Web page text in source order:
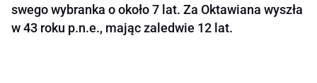
swego wybranka o około 7 lat. Za Oktawiana wyszła
w 43 roku p.n.e., mając zaledwie 12 lat.